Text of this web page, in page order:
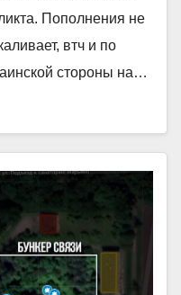
Пополнения не
втч и по
стороны на…